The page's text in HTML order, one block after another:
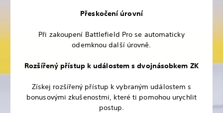
Přeskočení úrovní
Při zakoupení Battlefield Pro se automaticky
odemknou další úrovně.
Rozšířený přístup k událostem s dvojnásobkem ZK
Získej rozšířený přístup k vybraným událostem s
bonusovými zkušenostmi, které ti pomohou urychlit
postup.